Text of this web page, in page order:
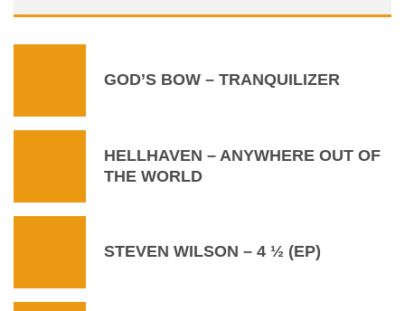
GOD’S BOW – TRANQUILIZER
HELLHAVEN – ANYWHERE OUT OF
THE WORLD
STEVEN WILSON – 4 ½ (EP)